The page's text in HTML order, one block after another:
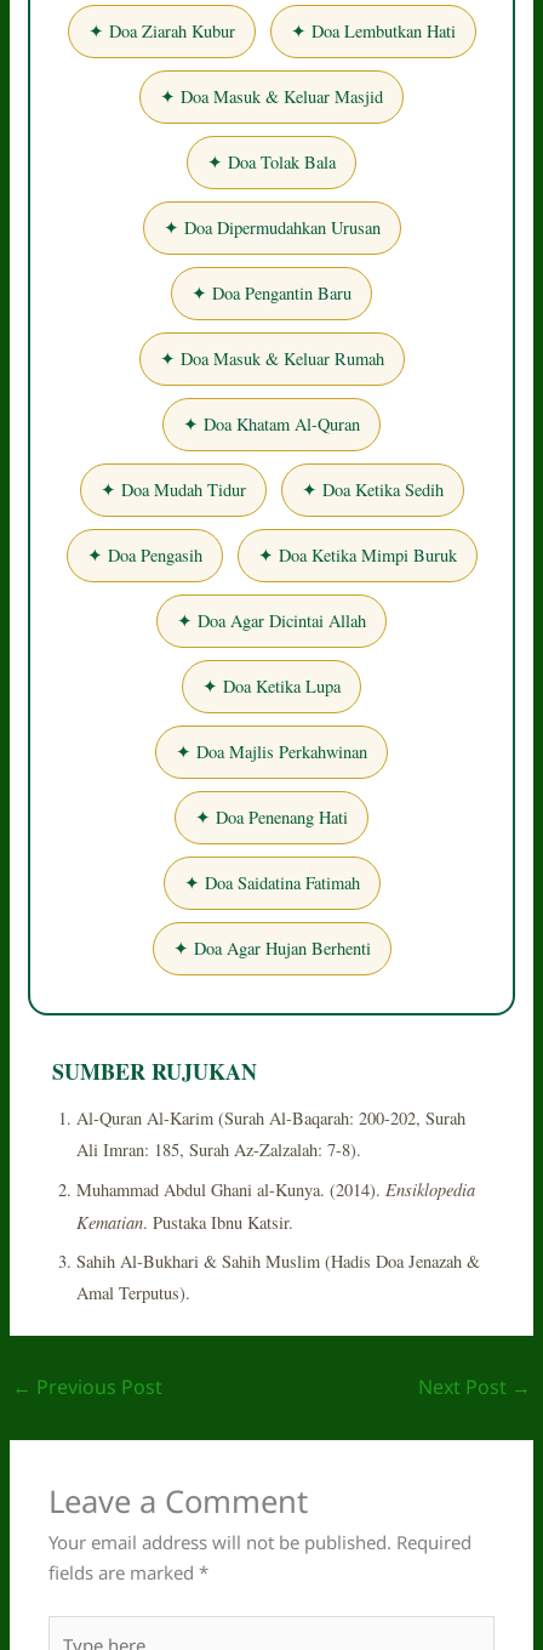
✦ Doa Ziarah Kubur ✦ Doa Lembutkan Hati
✦ Doa Masuk & Keluar Masjid
✦ Doa Tolak Bala
✦ Doa Dipermudahkan Urusan
✦ Doa Pengantin Baru
✦ Doa Masuk & Keluar Rumah
✦ Doa Khatam Al-Quran
✦ Doa Mudah Tidur ✦ Doa Ketika Sedih
✦ Doa Pengasih ✦ Doa Ketika Mimpi Buruk
✦ Doa Agar Dicintai Allah
✦ Doa Ketika Lupa
✦ Doa Majlis Perkahwinan
✦ Doa Penenang Hati
✦ Doa Saidatina Fatimah
✦ Doa Agar Hujan Berhenti
SUMBER RUJUKAN
Al-Quran Al-Karim (Surah Al-Baqarah: 200-202, Surah
Ali Imran: 185, Surah Az-Zalzalah: 7-8).
Muhammad Abdul Ghani al-Kunya. (2014). Ensiklopedia
Kematian. Pustaka Ibnu Katsir.
Sahih Al-Bukhari & Sahih Muslim (Hadis Doa Jenazah &
Amal Terputus).
← Previous Post Next Post →
Leave a Comment
Your email address will not be published. Required
fields are marked*